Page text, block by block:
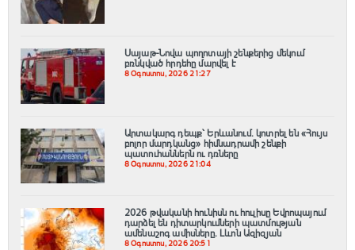
Սայաթ-Նովա պողոտայի շենքերից մեկում
բռնկված հրդեհը մարվել է
8 Օգոստոս, 2026 21:27
Արտակարգ դեպք՝ Երևանում․ կոտրել են «Հույս
բոլոր մարդկանց» հիմնադրամի շենքի
պատուհաններն ու դռները
8 Օգոստոս, 2026 21:04
2026 թվականի հունիսն ու հուլիսը Եվրոպայում
դարձել են դիտարկումների պատմության
ամենաշոգ ամիսները․ Լևոն Ազիզյան
8 Օգոստոս, 2026 20:51